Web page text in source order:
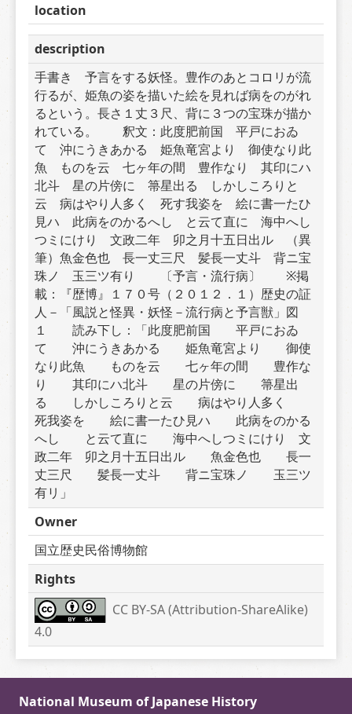
location
description
手書き　予言をする妖怪。豊作のあとコロリが流
行るが、姫魚の姿を描いた絵を見れば病をのがれ
るという。長さ１丈３尺、背に３つの宝珠が描か
れている。　　釈文：此度肥前国　平戸におゐ
て　沖にうきあかる　姫魚竜宮より　御使なり此
魚　ものを云　七ヶ年の間　豊作なり　其印にハ
北斗　星の片傍に　箒星出る　しかしころりと
云　病はやり人多く　死す我姿を　絵に書一たひ
見ハ　此病をのかるへし　と云て直に　海中へし
つミにけり　文政二年　卯之月十五日出ル　（異
筆）魚金色也　長一丈三尺　髪長一丈斗　背ニ宝
珠ノ　玉三ツ有り　　〔予言・流行病〕　　※掲
載：『歴博』１７０号（２０１２．１）歴史の証
人－「風説と怪異・妖怪－流行病と予言獣」図
１　　読み下し：「此度肥前国　　平戸におゐ
て　　沖にうきあかる　　姫魚竜宮より　　御使
なり此魚　　ものを云　　七ヶ年の間　　豊作な
り　　其印にハ北斗　　星の片傍に　　箒星出
る　　しかしころりと云　　病はやり人多く
死我姿を　　絵に書一たひ見ハ　　此病をのかる
へし　　と云て直に　　海中へしつミにけり　文
政二年　卯之月十五日出ル　　魚金色也　　長一
丈三尺　　髪長一丈斗　　背ニ宝珠ノ　　玉三ツ
有リ」
Owner
国立歴史民俗博物館
Rights
CC BY-SA (Attribution-ShareAlike)
4.0
National Museum of Japanese History